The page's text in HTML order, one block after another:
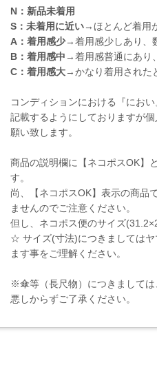
N：新品未着用
S：未着用に近い→ほとんど着用
A：着用感少→着用感少しあり、
B：着用感中→着用感普通にあり
C：着用感大→かなり着用された
コンディションにおける『にお
記載するようにしておりますが
願い致します。
商品の説明欄に【ネコポスOK】
す。
尚、【ネコポスOK】表示の商品
ませんのでご注意ください。
但し、ネコポス便のサイズ
☆ サイズ(寸法)につきましては
ます事をご理解ください。
※傘等（長尺物）につきまして
悪しからずご了承ください。